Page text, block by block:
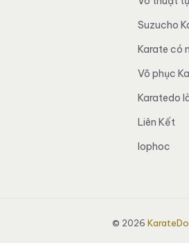
Suzucho
Karate có
Võ phục
Karatedo
Liên Kết
lophoc
© 2026 KarateDo